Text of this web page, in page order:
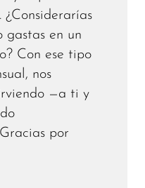
¿Considerarías
gastas en un
Con ese tipo
nos
—a ti y
por